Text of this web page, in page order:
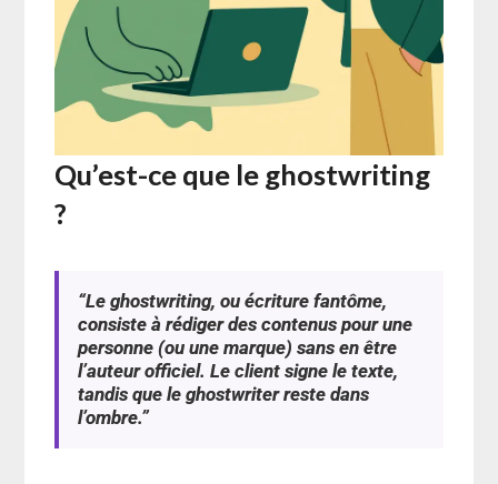
Qu’est-ce que le ghostwriting
?
“Le ghostwriting, ou écriture fantôme,
consiste à rédiger des contenus pour une
personne (ou une marque) sans en être
l’auteur officiel. Le client signe le texte,
tandis que le ghostwriter reste dans
l’ombre.”